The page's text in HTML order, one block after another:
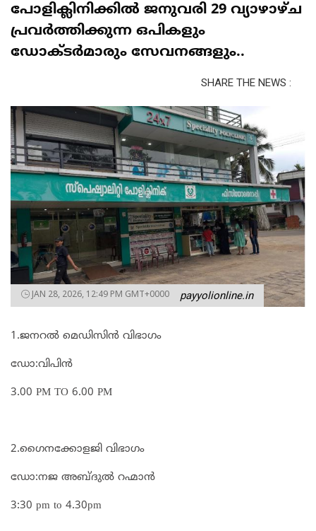
പോളിക്ലിനിക്കിൽ ജനുവരി 29 വ്യാഴാഴ്ച
പ്രവർത്തിക്കുന്ന ഒപികളും
ഡോക്ടർമാരും സേവനങ്ങളും..
SHARE THE NEWS :
JAN 28, 2026, 12:49 PM GMT+0000 payyolionline.in
1.ജനറൽ മെഡിസിൻ വിഭാഗം
ഡോ:വിപിൻ
3.00 PM TO 6.00 PM
2.ഗൈനക്കോളജി വിഭാഗം
ഡോ:നജ അബ്ദുൽ റഹ്മാൻ
3:30 pm to 4.30pm